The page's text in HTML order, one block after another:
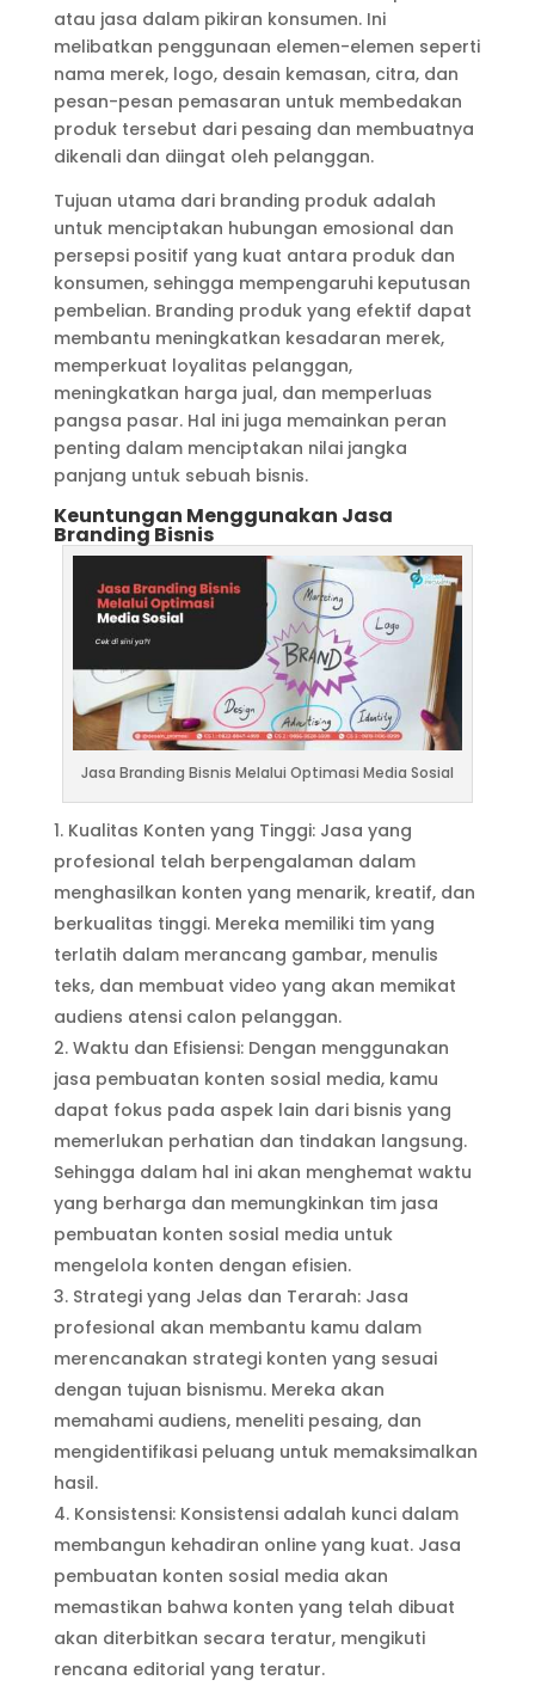
atau jasa dalam pikiran konsumen. Ini
melibatkan penggunaan elemen-elemen seperti
nama merek, logo, desain kemasan, citra, dan
pesan-pesan pemasaran untuk membedakan
produk tersebut dari pesaing dan membuatnya
dikenali dan diingat oleh pelanggan.
Tujuan utama dari branding produk adalah
untuk menciptakan hubungan emosional dan
persepsi positif yang kuat antara produk dan
konsumen, sehingga mempengaruhi keputusan
pembelian. Branding produk yang efektif dapat
membantu meningkatkan kesadaran merek,
memperkuat loyalitas pelanggan,
meningkatkan harga jual, dan memperluas
pangsa pasar. Hal ini juga memainkan peran
penting dalam menciptakan nilai jangka
panjang untuk sebuah bisnis.
Keuntungan Menggunakan Jasa
Branding Bisnis
Jasa Branding Bisnis Melalui Optimasi Media Sosial
Kualitas Konten yang Tinggi: Jasa yang
profesional telah berpengalaman dalam
menghasilkan konten yang menarik, kreatif, dan
berkualitas tinggi. Mereka memiliki tim yang
terlatih dalam merancang gambar, menulis
teks, dan membuat video yang akan memikat
audiens atensi calon pelanggan.
Waktu dan Efisiensi: Dengan menggunakan
jasa pembuatan konten sosial media, kamu
dapat fokus pada aspek lain dari bisnis yang
memerlukan perhatian dan tindakan langsung.
Sehingga dalam hal ini akan menghemat waktu
yang berharga dan memungkinkan tim jasa
pembuatan konten sosial media untuk
mengelola konten dengan efisien.
Strategi yang Jelas dan Terarah: Jasa
profesional akan membantu kamu dalam
merencanakan strategi konten yang sesuai
dengan tujuan bisnismu. Mereka akan
memahami audiens, meneliti pesaing, dan
mengidentifikasi peluang untuk memaksimalkan
hasil.
Konsistensi: Konsistensi adalah kunci dalam
membangun kehadiran online yang kuat. Jasa
pembuatan konten sosial media akan
memastikan bahwa konten yang telah dibuat
akan diterbitkan secara teratur, mengikuti
rencana editorial yang teratur.